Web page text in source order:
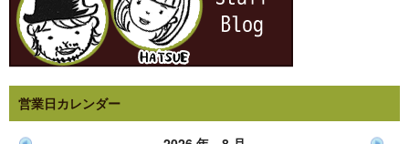
営業日カレンダー